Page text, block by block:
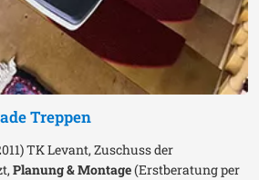
Treppen
TK Levant, Zuschuss der
Planung & Montage(Erstberatung per